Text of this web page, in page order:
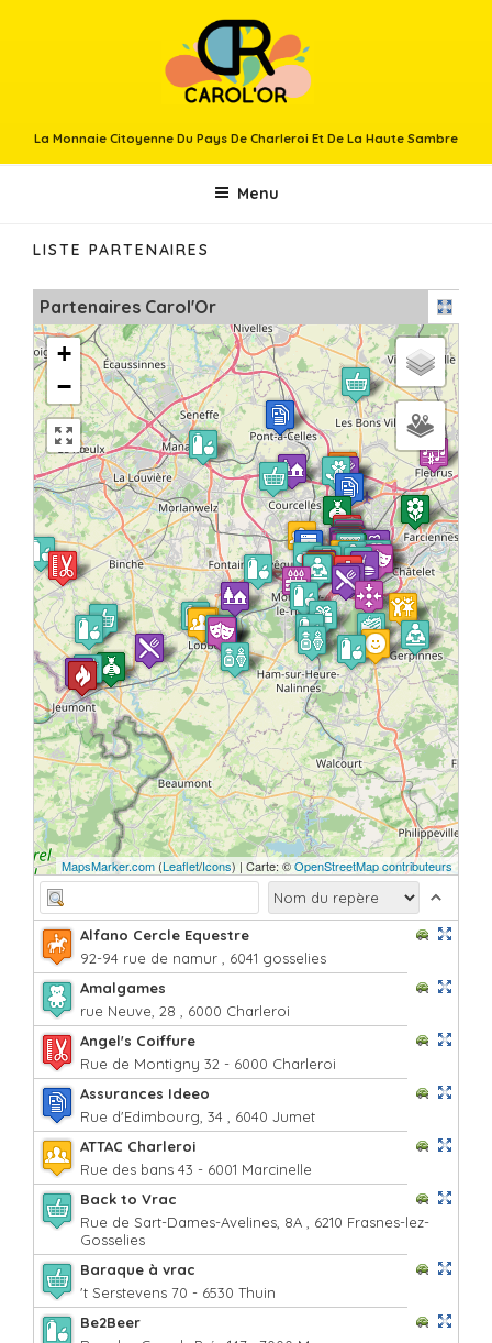
La Monnaie Citoyenne Du Pays De Charleroi Et De La Haute Sambre
Menu
LISTE PARTENAIRES
Partenaires Carol'Or
+
−
MapsMarker.com (Leaflet/Icons) | Carte: ©OpenStreetMap contributeurs
Alfano Cercle Equestre
92-94 rue de namur , 6041 gosselies
Amalgames
rue Neuve, 28 , 6000 Charleroi
Angel's Coiffure
Rue de Montigny 32 - 6000 Charleroi
Assurances Ideeo
Rue d'Edimbourg, 34 , 6040 Jumet
ATTAC Charleroi
Rue des bans 43 - 6001 Marcinelle
Back to Vrac
Rue de Sart-Dames-Avelines, 8A , 6210 Frasnes-lez-
Gosselies
Baraque à vrac
't Serstevens 70 - 6530 Thuin
Be2Beer